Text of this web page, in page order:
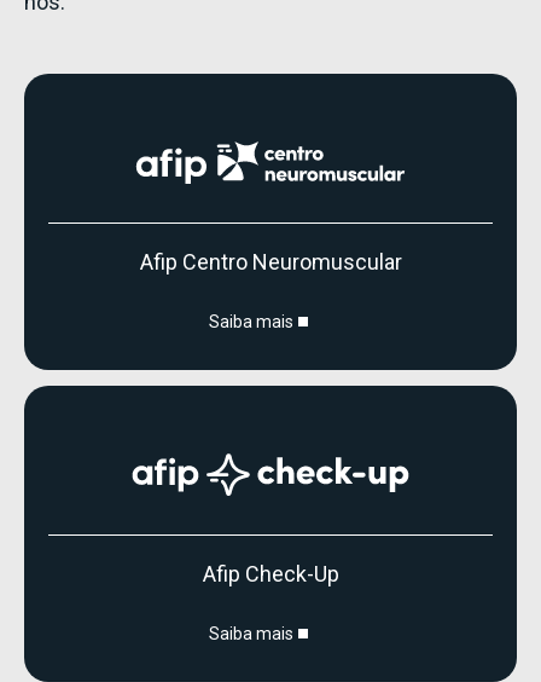
Afip Centro Neuromuscular
Saiba mais
Afip Check-Up
Saiba mais